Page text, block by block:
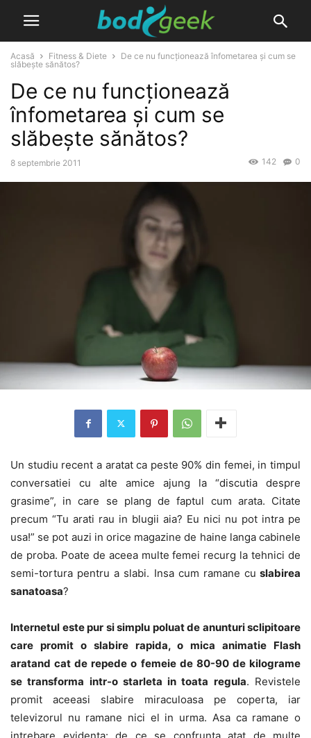
Acasă Fitness & Diete
De ce nu funcționează înfometarea și cum se
slăbește sănătos?
De ce nu funcționează
înfometarea și cum se
slăbește sănătos?
8 septembrie 2011 0
142
Un studiu recent a aratat ca peste 90% din femei, in timpul
conversatiei cu alte amice ajung la “discutia despre
grasime”, in care se plang de faptul cum arata. Citate
precum “Tu arati rau in blugii aia? Eu nici nu pot intra pe
usa!” se pot auzi in orice magazine de haine langa cabinele
de proba. Poate de aceea multe femei recurg la tehnici de
semi-tortura pentru a slabi. Insa cum ramane cu slabirea
sanatoasa?
Internetul este pur si simplu poluat de anunturi sclipitoare
care promit o slabire rapida, o mica animatie Flash
aratand cat de repede o femeie de 80-90 de kilograme
se transforma intr-o starleta in toata regula. Revistele
promit aceeasi slabire miraculoasa pe coperta, iar
televizorul nu ramane nici el in urma. Asa ca ramane o